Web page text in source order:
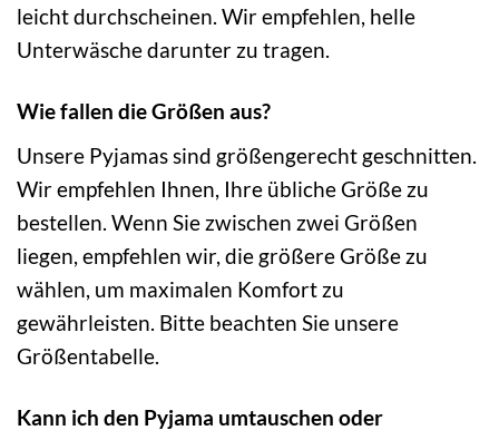
leicht durchscheinen. Wir empfehlen, helle
Unterwäsche darunter zu tragen.
Wie fallen die Größen aus?
Unsere Pyjamas sind größengerecht geschnitten.
Wir empfehlen Ihnen, Ihre übliche Größe zu
bestellen. Wenn Sie zwischen zwei Größen
liegen, empfehlen wir, die größere Größe zu
wählen, um maximalen Komfort zu
gewährleisten. Bitte beachten Sie unsere
Größentabelle.
Kann ich den Pyjama umtauschen oder